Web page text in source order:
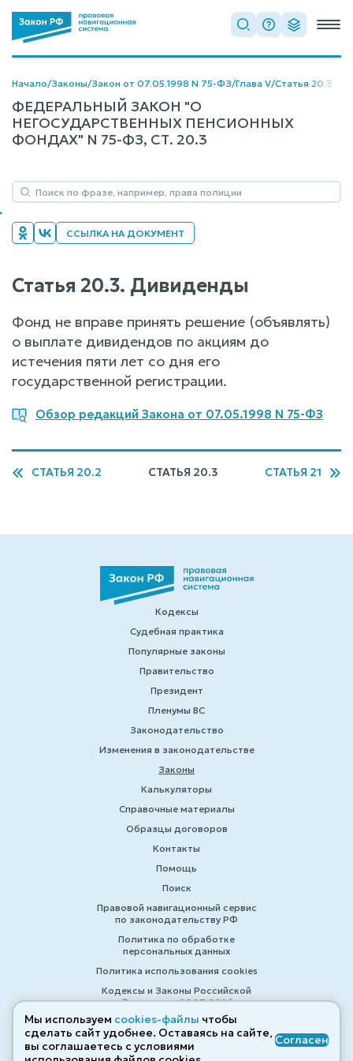
Начало/Законы/Закон от 07.05.1998 N 75-ФЗ/Глава V/Статья 20.3
ФЕДЕРАЛЬНЫЙ ЗАКОН "О
НЕГОСУДАРСТВЕННЫХ ПЕНСИОННЫХ
ФОНДАХ" N 75-ФЗ, СТ. 20.3
ССЫЛКА НА ДОКУМЕНТ
Статья 20.3. Дивиденды
Фонд не вправе принять решение (объявлять)
о выплате дивидендов по акциям до
истечения пяти лет со дня его
государственной регистрации.
Обзор редакций Закона от 07.05.1998 N 75-ФЗ
СТАТЬЯ 20.2 СТАТЬЯ 20.3 СТАТЬЯ 21
Кодексы
Судебная практика
Популярные законы
Правительство
Президент
Пленумы ВС
Законодательство
Изменения в законодательстве
Законы
Калькуляторы
Справочные материалы
Образцы договоров
Контакты
Помощь
Поиск
Правовой навигационный сервис
по законодательству РФ
Политика по обработке
персональных данных
Политика использования cookies
Кодексы и Законы Российской
Федерации 2007-2026
© ZAKONRF.INFO
Мы используем cookies-файлы чтобы
сделать сайт удобнее. Оставаясь на сайте,
вы соглашаетесь с условиями
Согласен